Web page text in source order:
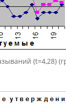
(t=4,28)